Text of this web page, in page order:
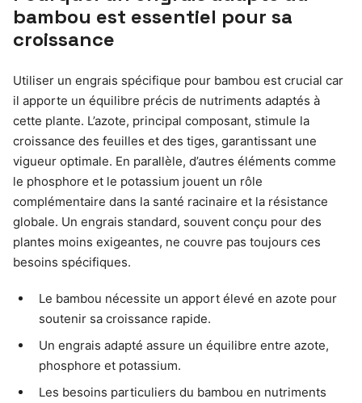
bambou est essentiel pour sa
croissance
Utiliser un engrais spécifique pour bambou est crucial car
il apporte un équilibre précis de nutriments adaptés à
cette plante. L’azote, principal composant, stimule la
croissance des feuilles et des tiges, garantissant une
vigueur optimale. En parallèle, d’autres éléments comme
le phosphore et le potassium jouent un rôle
complémentaire dans la santé racinaire et la résistance
globale. Un engrais standard, souvent conçu pour des
plantes moins exigeantes, ne couvre pas toujours ces
besoins spécifiques.
Le bambou nécessite un apport élevé en azote pour
soutenir sa croissance rapide.
Un engrais adapté assure un équilibre entre azote,
phosphore et potassium.
Les besoins particuliers du bambou en nutriments